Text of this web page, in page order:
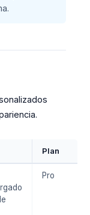
Plan
Pro